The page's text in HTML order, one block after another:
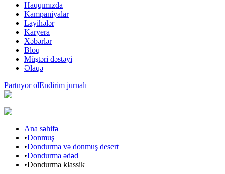
Haqqımızda
Kampaniyalar
Layihələr
Karyera
Xəbərlər
Bloq
Müştəri dəstəyi
Əlaqə
Partnyor olEndirim jurnalı
Ana səhifə
•Donmuş
•Dondurma və donmuş desert
•Dondurma ədəd
•Dondurma klassik